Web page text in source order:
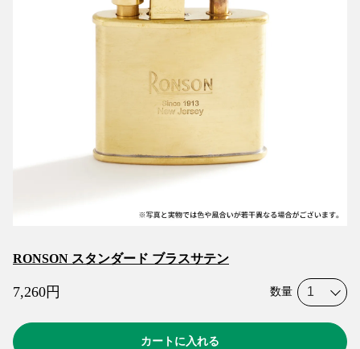
RONSON スタンダード ブラスサテン
7,260円 数量
カートに入れる